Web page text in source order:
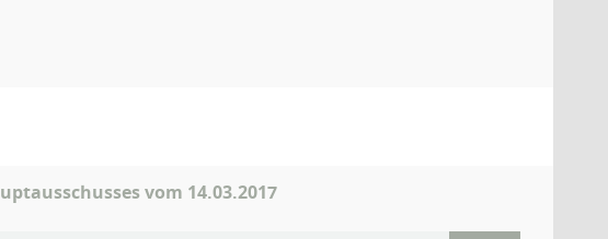
vom 14.03.2017